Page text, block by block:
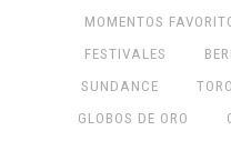
MOMENTOS
FESTIVALES
SUNDANCE
GLOBOS DE ORO